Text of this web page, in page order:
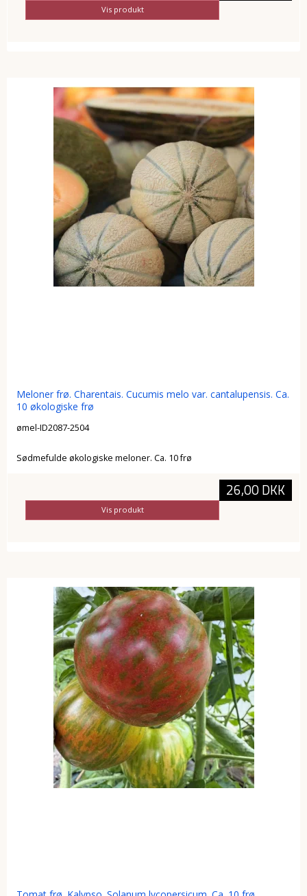
Vis produkt
Meloner frø. Charentais. Cucumis melo var. cantalupensis. Ca.
10 økologiske frø
ømel-ID2087-2504
Sødmefulde økologiske meloner. Ca. 10 frø
26,00 DKK
Vis produkt